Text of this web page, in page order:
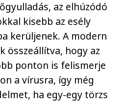
az elhúzódó
kisebb az esély
kerüljenek. A modern
összeállítva, hogy az
ponton is felismerje
a vírusra, így még
ha egy-egy törzs